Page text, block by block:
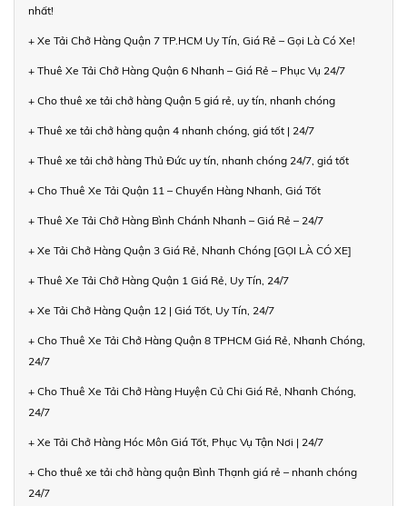
nhất!
+ Xe Tải Chở Hàng Quận 7 TP.HCM Uy Tín, Giá Rẻ – Gọi Là Có Xe!
+ Thuê Xe Tải Chở Hàng Quận 6 Nhanh – Giá Rẻ – Phục Vụ 24/7
+ Cho thuê xe tải chở hàng Quận 5 giá rẻ, uy tín, nhanh chóng
+ Thuê xe tải chở hàng quận 4 nhanh chóng, giá tốt | 24/7
+ Thuê xe tải chở hàng Thủ Đức uy tín, nhanh chóng 24/7, giá tốt
+ Cho Thuê Xe Tải Quận 11 – Chuyển Hàng Nhanh, Giá Tốt
+ Thuê Xe Tải Chở Hàng Bình Chánh Nhanh – Giá Rẻ – 24/7
+ Xe Tải Chở Hàng Quận 3 Giá Rẻ, Nhanh Chóng [GỌI LÀ CÓ XE]
+ Thuê Xe Tải Chở Hàng Quận 1 Giá Rẻ, Uy Tín, 24/7
+ Xe Tải Chở Hàng Quận 12 | Giá Tốt, Uy Tín, 24/7
+ Cho Thuê Xe Tải Chở Hàng Quận 8 TPHCM Giá Rẻ, Nhanh Chóng,
24/7
+ Cho Thuê Xe Tải Chở Hàng Huyện Củ Chi Giá Rẻ, Nhanh Chóng,
24/7
+ Xe Tải Chở Hàng Hóc Môn Giá Tốt, Phục Vụ Tận Nơi | 24/7
+ Cho thuê xe tải chở hàng quận Bình Thạnh giá rẻ – nhanh chóng
24/7